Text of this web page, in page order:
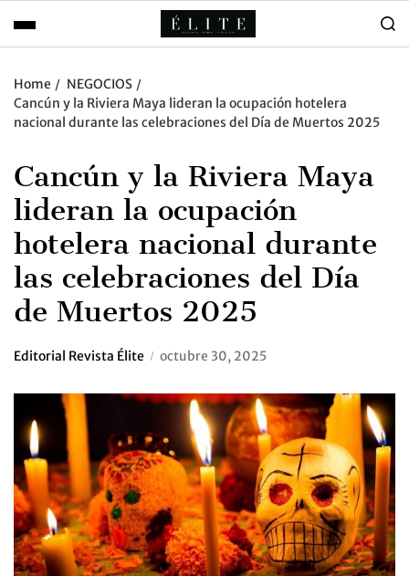
Home
NEGOCIOS
Cancún y la Riviera Maya lideran la ocupación hotelera
nacional durante las celebraciones del Día de Muertos 2025
Cancún y la Riviera Maya
lideran la ocupación
hotelera nacional durante
las celebraciones del Día
de Muertos 2025
Editorial Revista Élite octubre 30, 2025